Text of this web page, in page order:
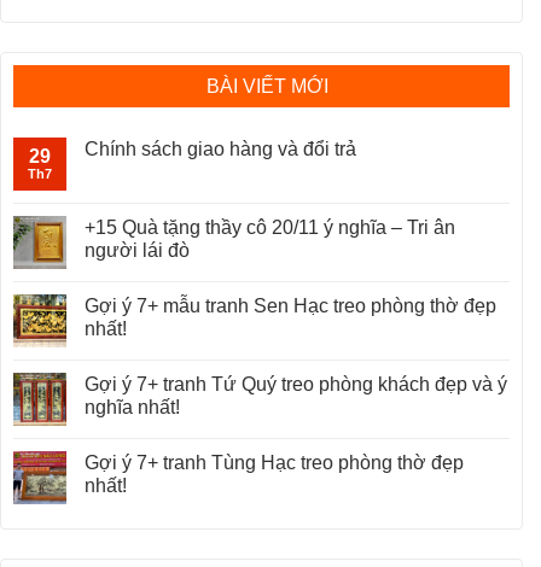
BÀI VIẾT MỚI
29
Th7
Chính sách giao hàng và đổi trả
+15 Quà tặng thầy cô 20/11 ý nghĩa – Tri ân
người lái đò
Gợi ý 7+ mẫu tranh Sen Hạc treo phòng thờ đẹp
nhất!
Gợi ý 7+ tranh Tứ Quý treo phòng khách đẹp và ý
nghĩa nhất!
Gợi ý 7+ tranh Tùng Hạc treo phòng thờ đẹp
nhất!